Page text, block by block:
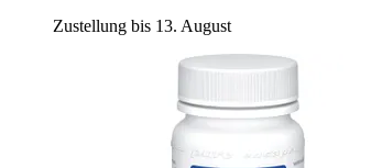
Zustellung bis 13. August